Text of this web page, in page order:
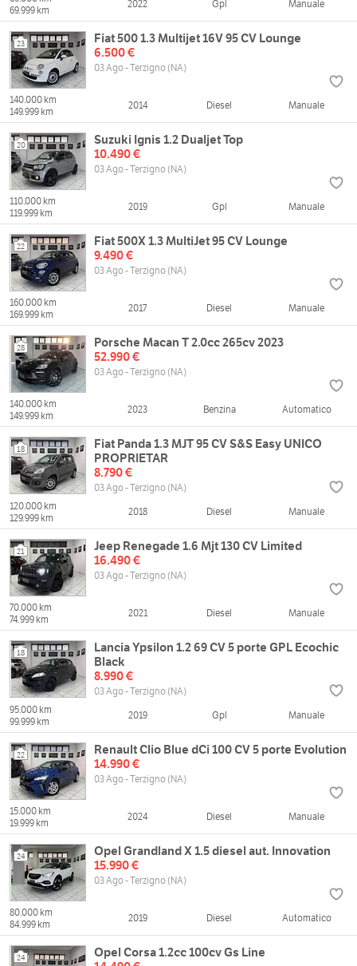
69.999 km
2022 Gpl Manuale
23
Fiat 500 1.3 Multijet 16V 95 CV Lounge
6.500 €
03 Ago - Terzigno (NA)
140.000 km
149.999 km
2014 Diesel Manuale
20
Suzuki Ignis 1.2 Dualjet Top
10.490 €
03 Ago - Terzigno (NA)
110.000 km
119.999 km
2019 Gpl Manuale
22
Fiat 500X 1.3 MultiJet 95 CV Lounge
9.490 €
03 Ago - Terzigno (NA)
160.000 km
169.999 km
2017 Diesel Manuale
28
Porsche Macan T 2.0cc 265cv 2023
52.990 €
03 Ago - Terzigno (NA)
140.000 km
149.999 km
2023 Benzina Automatico
18
Fiat Panda 1.3 MJT 95 CV S&S Easy UNICO
PROPRIETAR
8.790 €
03 Ago - Terzigno (NA)
120.000 km
129.999 km
2018 Diesel Manuale
21
Jeep Renegade 1.6 Mjt 130 CV Limited
16.490 €
03 Ago - Terzigno (NA)
70.000 km
74.999 km
2021 Diesel Manuale
18
Lancia Ypsilon 1.2 69 CV 5 porte GPL Ecochic
Black
8.990 €
03 Ago - Terzigno (NA)
95.000 km
99.999 km
2019 Gpl Manuale
22
Renault Clio Blue dCi 100 CV 5 porte Evolution
14.990 €
03 Ago - Terzigno (NA)
15.000 km
19.999 km
2024 Diesel Manuale
24
Opel Grandland X 1.5 diesel aut. Innovation
15.990 €
03 Ago - Terzigno (NA)
80.000 km
84.999 km
2019 Diesel Automatico
24
Opel Corsa 1.2cc 100cv Gs Line